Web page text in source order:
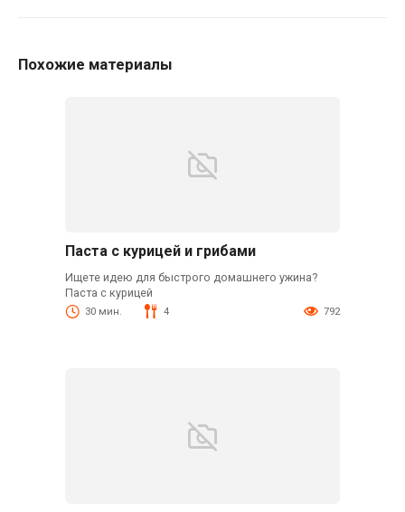
Похожие материалы
Паста с курицей и грибами
Ищете идею для быстрого домашнего ужина?
Паста с курицей
30 мин. 4 792